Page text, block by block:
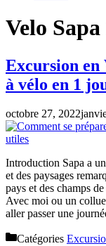
Velo
Excursion en
à vélo en 1
octobre 27, 2022
Introduction Sapa a
et des paysages
pays et des champs
Avec moi ou un
aller passer une
Catégories